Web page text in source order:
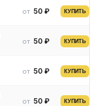
от 50 ₽ КУПИТЬ
от 50 ₽ КУПИТЬ
от 50 ₽ КУПИТЬ
от 50 ₽ КУПИТЬ